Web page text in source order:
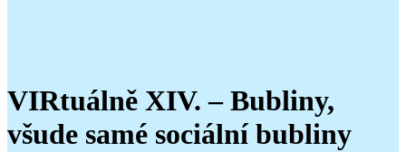
VIRtuálně XIV. – Bubliny,
všude samé sociální bubliny